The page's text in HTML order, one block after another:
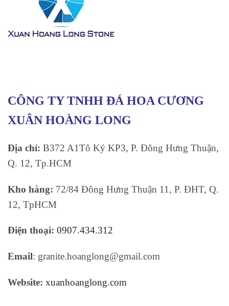
CÔNG TY TNHH ĐÁ HOA CƯƠNG
XUÂN HOÀNG LONG
Địa chỉ: B372 A1Tô Ký KP3, P. Đông Hưng Thuận,
Q. 12, Tp.HCM
Kho hàng: 72/84 Đông Hưng Thuận 11, P. ĐHT, Q.
12, TpHCM
Điện thoại: 0907.434.312
Email: granite.hoanglong@gmail.com
Website: xuanhoanglong.com